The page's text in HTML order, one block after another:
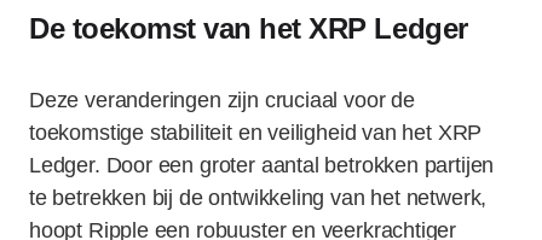
De toekomst van het XRP Ledger
Deze veranderingen zijn cruciaal voor de
toekomstige stabiliteit en veiligheid van het XRP
Ledger. Door een groter aantal betrokken partijen
te betrekken bij de ontwikkeling van het netwerk,
hoopt Ripple een robuuster en veerkrachtiger